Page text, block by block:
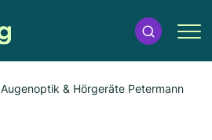
Augenoptik & Hörgeräte Petermann